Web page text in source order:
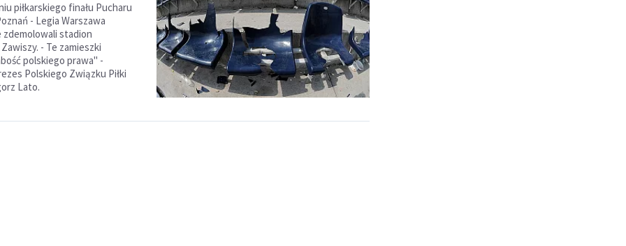
piłkarskiego finału Pucharu
- Legia Warszawa
stadion
- Te zamieszki
polskiego prawa" -
Polskiego Związku Piłki
Lato.